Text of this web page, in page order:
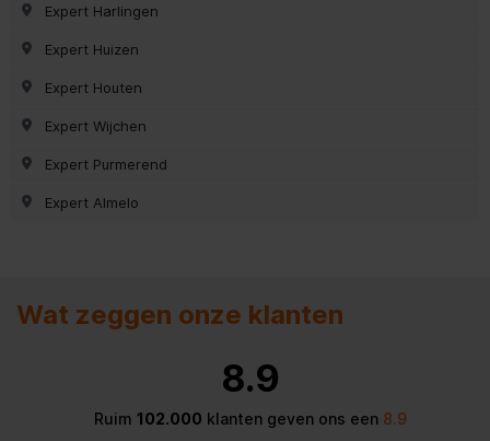
Expert Harlingen
Expert Huizen
Expert Houten
Expert Wijchen
Expert Purmerend
Expert Almelo
Wat zeggen onze klanten
8.9
Ruim 102.000 klanten geven ons een8.9